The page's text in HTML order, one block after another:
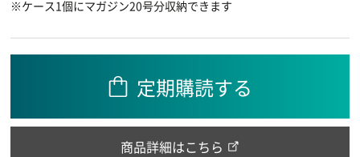
※ケース1個にマガジン20号分収納できます
定期購読する
商品詳細はこちら